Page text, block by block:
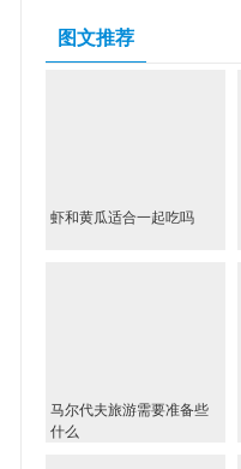
图文推荐
虾和黄瓜适合一起吃吗
马尔代夫旅游需要准备些
什么